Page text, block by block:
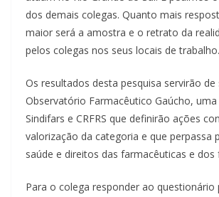
dos demais colegas. Quanto mais
maior será a amostra e o retrato da
pelos colegas nos seus locais de trabalho.
Os resultados desta pesquisa servirão
Observatório Farmacêutico Gaúcho,
Sindifars e CRFRS que definirão ações
valorização da categoria e que perpassa
saúde e direitos das farmacêuticas e dos
Para o colega responder ao questionário